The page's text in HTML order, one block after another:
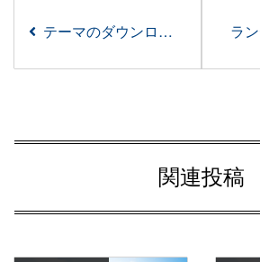
テーマのダウンロードとライセンスの有効化
関連投稿